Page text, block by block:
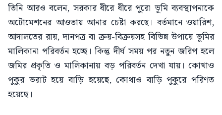
তিনি আরও বলেন, সরকার ধীরে ধীরে পুরো ভূমি ব্যবস্থাপনাকে
অটোমেশনের আওতায় আনার চেষ্টা করছে। বর্তমানে ওয়ারিশ,
আদালতের রায়, দানপত্র বা ক্রয়-বিক্রয়সহ বিভিন্ন উপায়ে ভূমির
মালিকানা পরিবর্তন হচ্ছে। কিন্তু দীর্ঘ সময় পর নতুন জরিপ হলে
জমির প্রকৃতি ও মালিকানায় বড় পরিবর্তন দেখা যায়। কোথাও
পুকুর ভরাট হয়ে বাড়ি হয়েছে, কোথাও বাড়ি পুকুরে পরিণত
হয়েছে।